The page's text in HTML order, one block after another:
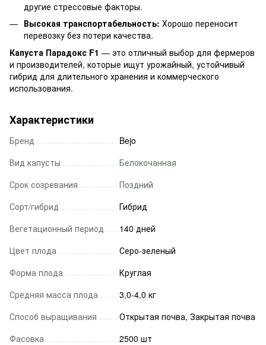
другие стрессовые факторы.
Высокая транспортабельность: Хорошо переносит
перевозку без потери качества.
Капуста Парадокс F1 — это отличный выбор для фермеров
и производителей, которые ищут урожайный, устойчивый
гибрид для длительного хранения и коммерческого
использования.
Характеристики
Бренд
Bejo
Вид капусты
Белокочанная
Срок созревания
Поздний
Сорт/гибрид
Гибрид
Вегетационный период
140 дней
Цвет плода
Серо-зеленый
Форма плода
Круглая
Средняя масса плода
3,0-4,0 кг
Способ выращивания
Открытая почва, Закрытая почва
Фасовка
2500 шт